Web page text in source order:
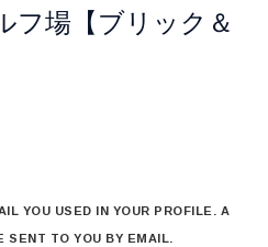
フ場【ブリック＆
YOU USED IN YOUR PROFILE. A
SENT TO YOU BY EMAIL.